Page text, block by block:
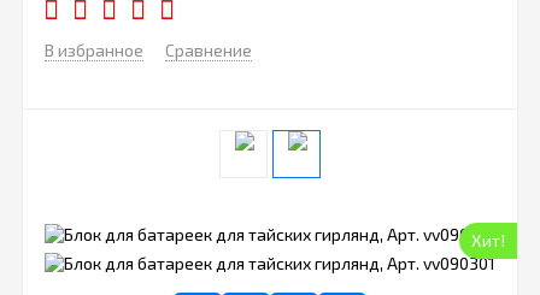
В избранное Сравнение
Хит!